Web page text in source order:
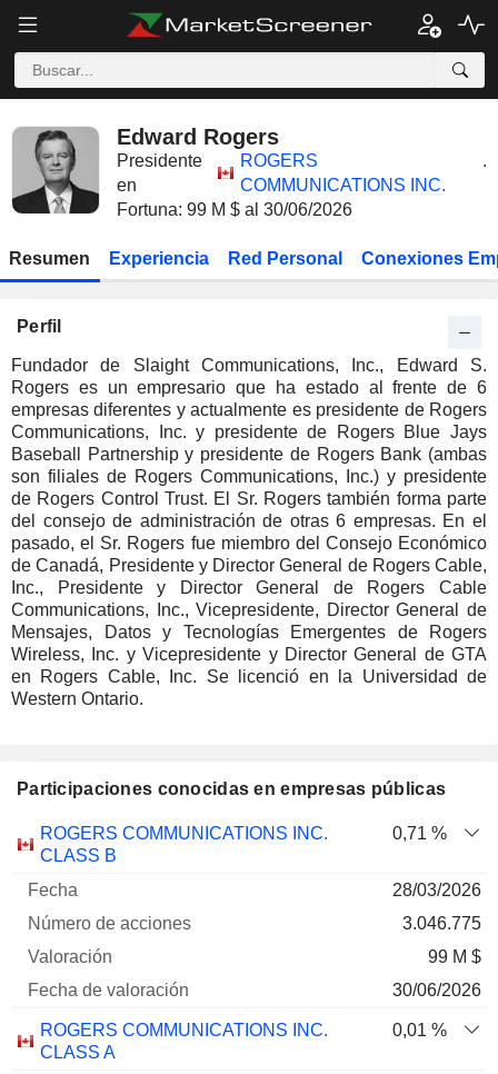
Edward Rogers
Presidente
en
ROGERS
COMMUNICATIONS INC.
.
Fortuna: 99 M $ al 30/06/2026
Resumen Experiencia Red Personal Conexiones
Perfil
Fundador de Slaight Communications, Inc., Edward S.
Rogers es un empresario que ha estado al frente de 6
empresas diferentes y actualmente es presidente de Rogers
Communications, Inc. y presidente de Rogers Blue Jays
Baseball Partnership y presidente de Rogers Bank (ambas
son filiales de Rogers Communications, Inc.) y presidente
de Rogers Control Trust. El Sr. Rogers también forma parte
del consejo de administración de otras 6 empresas. En el
pasado, el Sr. Rogers fue miembro del Consejo Económico
de Canadá, Presidente y Director General de Rogers Cable,
Inc., Presidente y Director General de Rogers Cable
Communications, Inc., Vicepresidente, Director General de
Mensajes, Datos y Tecnologías Emergentes de Rogers
Wireless, Inc. y Vicepresidente y Director General de GTA
en Rogers Cable, Inc. Se licenció en la Universidad de
Western Ontario.
Participaciones conocidas en empresas públicas
Número
ROGERS COMMUNICATIONS INC.
CLASS B
0,71 %
28/03/2026
3.046.775
99 M $
30/06/2026
ROGERS COMMUNICATIONS INC.
CLASS A
0,01 %